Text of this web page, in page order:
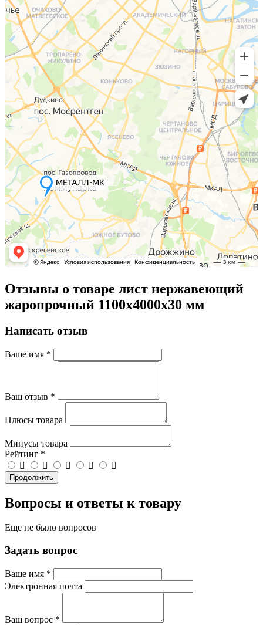
Отзывы о товаре лист нержавеющий
жаропрочный 1100х4000х30 мм
Написать отзыв
Ваше имя *
Ваш отзыв *
Плюсы товара
Минусы товара
Рейтинг *
Продолжить
Вопросы и ответы к товару
Еще не было вопросов
Задать вопрос
Ваше имя *
Электронная почта
Ваш вопрос *